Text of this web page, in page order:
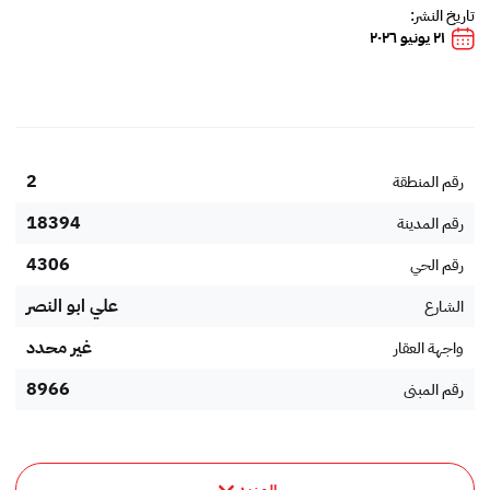
تاريخ النشر:
٢١ يونيو ٢٠٢٦
رقم المنطقة 2
رقم المدينة 18394
رقم الحي 4306
الشارع علي ابو النصر
واجهة العقار غير محدد
رقم المبنى 8966
الرمز البريدي 23434